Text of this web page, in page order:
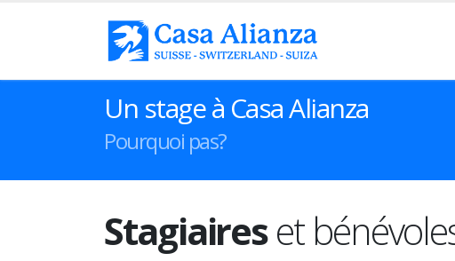
Un stage à Casa Alianza
Pourquoi pas?
Stagiaireset